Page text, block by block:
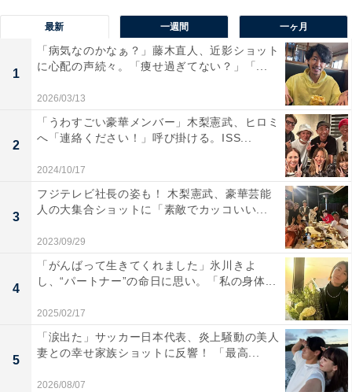
最新 一週間 一ヶ月
1
「病気なのかなぁ？」藤木直人、近影ショット
に心配の声続々。「痩せ過ぎてない？」「...
2026/03/13
2
「うわすごい豪華メンバー」木梨憲武、ヒロミ
へ「連絡ください！」呼び掛ける。ISS...
2024/10/17
3
フジテレビ社長の姿も！ 木梨憲武、豪華芸能
人の大集合ショットに「素敵でカッコいい...
2023/09/29
4
「がんばって生きてくれました」氷川きよ
し、“パートナー”の命日に思い。「私の身体...
2025/02/17
5
「涙出た」サッカー日本代表、炎上騒動の美人
妻との幸せ家族ショットに反響！ 「最高...
2026/08/07